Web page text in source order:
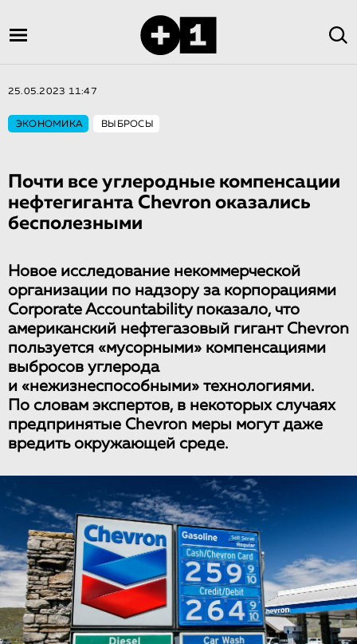
25.05.2023 11:47
ЭКОНОМИКА ВЫБРОСЫ
Почти все углеродные компенсации
нефтегиганта Chevron оказались
бесполезными
Новое исследование некоммерческой
организации по надзору за корпорациями
Corporate Accountability показало, что
американский нефтегазовый гигант Chevron
пользуется «мусорными» компенсациями
выбросов углерода
и «нежизнеспособными» технологиями.
По словам экспертов, в некоторых случаях
предпринятые Chevron меры могут даже
вредить окружающей среде.